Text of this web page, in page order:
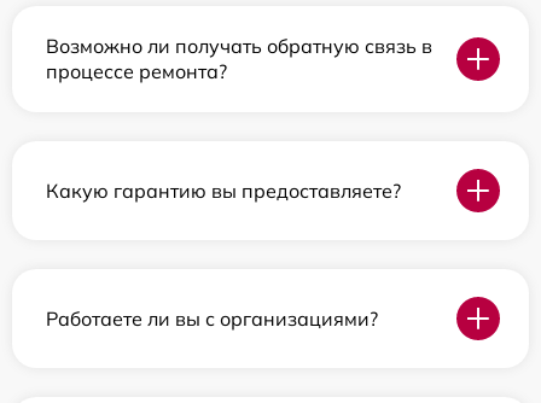
Возможно ли получать обратную связь в
процессе ремонта?
Какую гарантию вы предоставляете?
Работаете ли вы с организациями?